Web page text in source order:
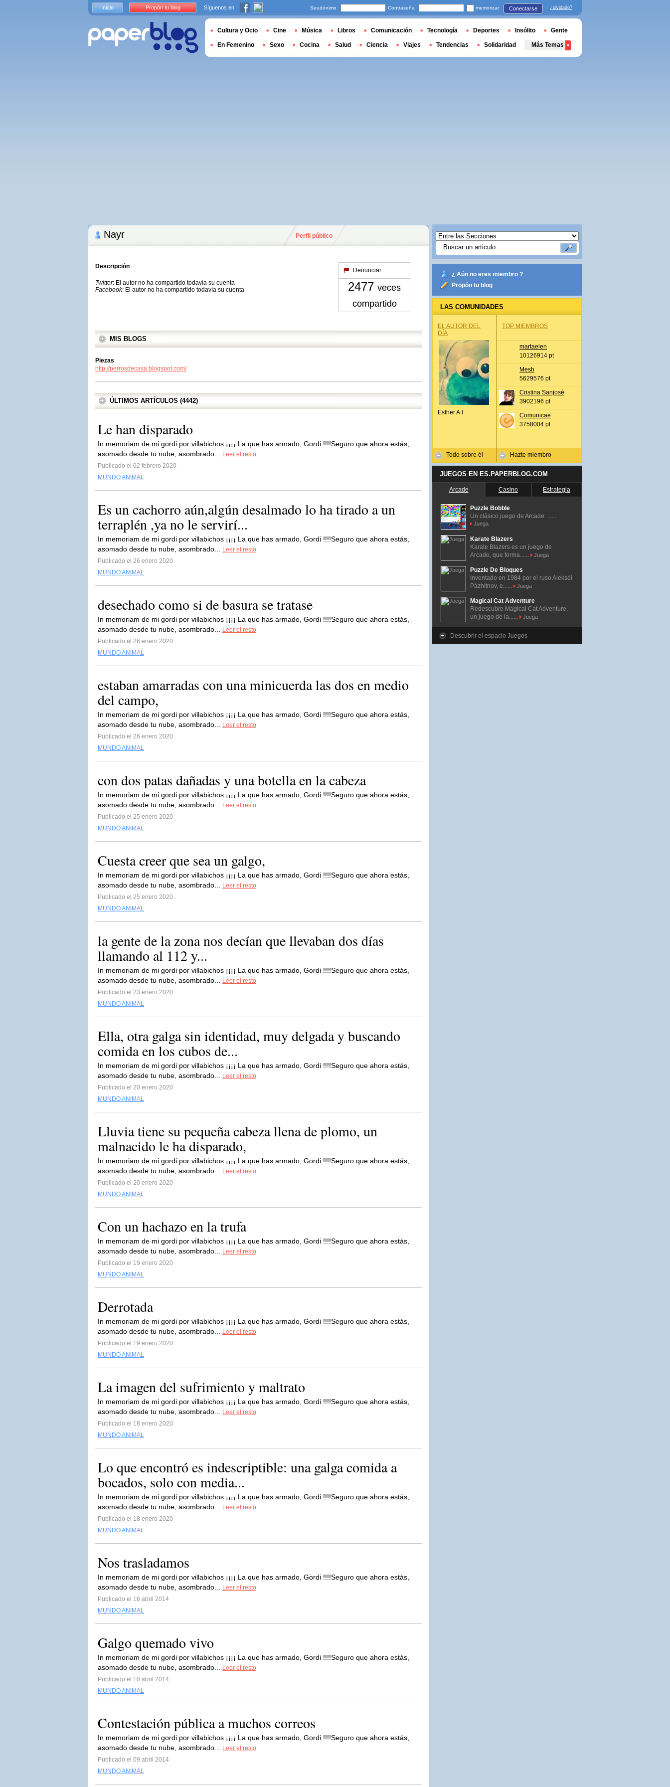
Nayr Perfil público
Descripción
Twitter: El autor no ha compartido todavía su cuenta
Facebook: El autor no ha compartido todavía su cuenta
Denunciar
2477 veces
compartido
MIS BLOGS
Piezas
http://perrosdecasa.blogspot.com/
ÚLTIMOS ARTÍCULOS (4442)
Le han disparado
In memoriam de mi gordi por villabichos ¡¡¡¡ La que has armado, Gordi !!!!Seguro que ahora estás,
asomado desde tu nube, asombrado...
Leer el resto
Publicado el 02 febrero 2020
MUNDO ANIMAL
Es un cachorro aún,algún desalmado lo ha tirado a un
terraplén ,ya no le servirí...
In memoriam de mi gordi por villabichos ¡¡¡¡ La que has armado, Gordi !!!!Seguro que ahora estás,
asomado desde tu nube, asombrado...
Leer el resto
Publicado el 26 enero 2020
MUNDO ANIMAL
desechado como si de basura se tratase
In memoriam de mi gordi por villabichos ¡¡¡¡ La que has armado, Gordi !!!!Seguro que ahora estás,
asomado desde tu nube, asombrado...
Leer el resto
Publicado el 26 enero 2020
MUNDO ANIMAL
estaban amarradas con una minicuerda las dos en medio
del campo,
In memoriam de mi gordi por villabichos ¡¡¡¡ La que has armado, Gordi !!!!Seguro que ahora estás,
asomado desde tu nube, asombrado...
Leer el resto
Publicado el 26 enero 2020
MUNDO ANIMAL
con dos patas dañadas y una botella en la cabeza
In memoriam de mi gordi por villabichos ¡¡¡¡ La que has armado, Gordi !!!!Seguro que ahora estás,
asomado desde tu nube, asombrado...
Leer el resto
Publicado el 25 enero 2020
MUNDO ANIMAL
Cuesta creer que sea un galgo,
In memoriam de mi gordi por villabichos ¡¡¡¡ La que has armado, Gordi !!!!Seguro que ahora estás,
asomado desde tu nube, asombrado...
Leer el resto
Publicado el 25 enero 2020
MUNDO ANIMAL
la gente de la zona nos decían que llevaban dos días
llamando al 112 y...
In memoriam de mi gordi por villabichos ¡¡¡¡ La que has armado, Gordi !!!!Seguro que ahora estás,
asomado desde tu nube, asombrado...
Leer el resto
Publicado el 23 enero 2020
MUNDO ANIMAL
Ella, otra galga sin identidad, muy delgada y buscando
comida en los cubos de...
In memoriam de mi gordi por villabichos ¡¡¡¡ La que has armado, Gordi !!!!Seguro que ahora estás,
asomado desde tu nube, asombrado...
Leer el resto
Publicado el 20 enero 2020
MUNDO ANIMAL
Lluvia tiene su pequeña cabeza llena de plomo, un
malnacido le ha disparado,
In memoriam de mi gordi por villabichos ¡¡¡¡ La que has armado, Gordi !!!!Seguro que ahora estás,
asomado desde tu nube, asombrado...
Leer el resto
Publicado el 20 enero 2020
MUNDO ANIMAL
Con un hachazo en la trufa
In memoriam de mi gordi por villabichos ¡¡¡¡ La que has armado, Gordi !!!!Seguro que ahora estás,
asomado desde tu nube, asombrado...
Leer el resto
Publicado el 19 enero 2020
MUNDO ANIMAL
Derrotada
In memoriam de mi gordi por villabichos ¡¡¡¡ La que has armado, Gordi !!!!Seguro que ahora estás,
asomado desde tu nube, asombrado...
Leer el resto
Publicado el 19 enero 2020
MUNDO ANIMAL
La imagen del sufrimiento y maltrato
In memoriam de mi gordi por villabichos ¡¡¡¡ La que has armado, Gordi !!!!Seguro que ahora estás,
asomado desde tu nube, asombrado...
Leer el resto
Publicado el 18 enero 2020
MUNDO ANIMAL
Lo que encontró es indescriptible: una galga comida a
bocados, solo con media...
In memoriam de mi gordi por villabichos ¡¡¡¡ La que has armado, Gordi !!!!Seguro que ahora estás,
asomado desde tu nube, asombrado...
Leer el resto
Publicado el 18 enero 2020
MUNDO ANIMAL
Nos trasladamos
In memoriam de mi gordi por villabichos ¡¡¡¡ La que has armado, Gordi !!!!Seguro que ahora estás,
asomado desde tu nube, asombrado...
Leer el resto
Publicado el 16 abril 2014
MUNDO ANIMAL
Galgo quemado vivo
In memoriam de mi gordi por villabichos ¡¡¡¡ La que has armado, Gordi !!!!Seguro que ahora estás,
asomado desde tu nube, asombrado...
Leer el resto
Publicado el 10 abril 2014
MUNDO ANIMAL
Contestación pública a muchos correos
In memoriam de mi gordi por villabichos ¡¡¡¡ La que has armado, Gordi !!!!Seguro que ahora estás,
asomado desde tu nube, asombrado...
Leer el resto
Publicado el 09 abril 2014
MUNDO ANIMAL
¿ Aún no eres miembro ?
Propón tu blog
LAS COMUNIDADES
EL AUTOR DEL
DÍA
Esther A.l.
Todo sobre él
TOP MIEMBROS
martaelen
10126914 pt
Mesh
5629576 pt
Cristina Sanjosé
3902196 pt
Comunicae
3758004 pt
Hazte miembro
JUEGOS EN ES.PAPERBLOG.COM
Arcade Casino Estrategia
Puzzle Bobble
Un clásico juego de Arcade. ......
Juega
Karate Blazers
Karate Blazers es un juego de
Arcade, que forma......
Juega
Puzzle De Bloques
Inventado en 1984 por el ruso Alekséi
Pázhitnov, e......
Juega
Magical Cat Adventure
Redescubre Magical Cat Adventure,
un juego de la......
Juega
Descubrir el espacio Juegos
Inicio Propón tu blog Síguenos en Seudónimo Contraseña memorizar Conectarse ¿olvidado?
Cultura y Ocio Cine Música Libros Comunicación Tecnología Deportes Insólito Gente
En Femenino Sexo Cocina Salud Ciencia Viajes Tendencias Solidaridad Más Temas